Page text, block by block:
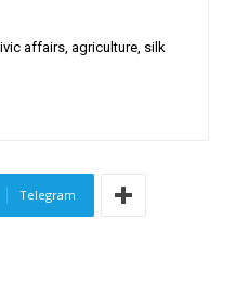
affairs, agriculture, silk
Telegram